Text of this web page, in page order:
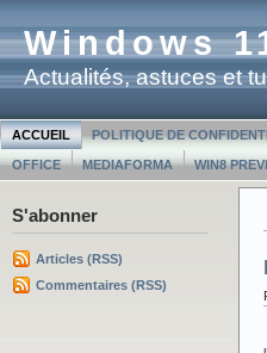
Windows
Actualités, astuces et
ACCUEIL POLITIQUE DE
OFFICE MEDIAFORMA WIN8
S'abonner
Articles (RSS)
Commentaires (RSS)